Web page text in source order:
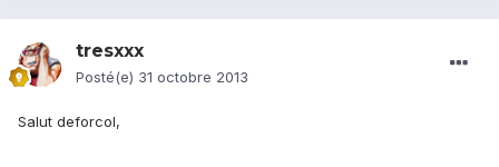
tresxxx
Posté(e) 31 octobre 2013
Salut deforcol,